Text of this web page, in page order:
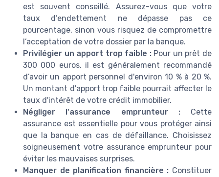
est souvent conseillé. Assurez-vous que votre
taux d’endettement ne dépasse pas ce
pourcentage, sinon vous risquez de compromettre
l’acceptation de votre dossier par la banque.
Privilégier un apport trop faible :Pour un prêt de
300 000 euros, il est généralement recommandé
d’avoir un apport personnel d'environ 10 % à 20 %.
Un montant d'apport trop faible pourrait affecter le
taux d'intérêt de votre crédit immobilier.
Négliger l'assurance emprunteur :Cette
assurance est essentielle pour vous protéger ainsi
que la banque en cas de défaillance. Choisissez
soigneusement votre assurance emprunteur pour
éviter les mauvaises surprises.
Manquer de planification financière : Constituer